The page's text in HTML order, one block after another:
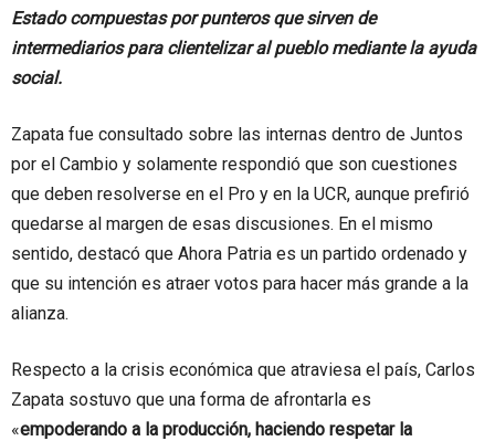
Estado compuestas por punteros que sirven de
intermediarios para clientelizar al pueblo mediante la ayuda
social.
Zapata fue consultado sobre las internas dentro de Juntos
por el Cambio y solamente respondió que son cuestiones
que deben resolverse en el Pro y en la UCR, aunque prefirió
quedarse al margen de esas discusiones. En el mismo
sentido, destacó que Ahora Patria es un partido ordenado y
que su intención es atraer votos para hacer más grande a la
alianza.
Respecto a la crisis económica que atraviesa el país, Carlos
Zapata sostuvo que una forma de afrontarla es
«empoderando a la producción, haciendo respetar la